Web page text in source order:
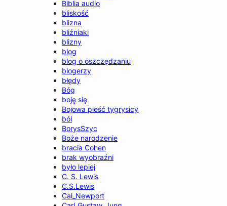
Biblia audio
bliskość
blizna
bliźniaki
blizny
blog
blog o oszczędzaniu
blogerzy
błędy
Bóg
boję się
Bojowa pieść tygrysicy
ból
BorysSzyc
Boże narodzenie
bracia Cohen
brak wyobraźni
było lepiej
C. S. Lewis
C.S.Lewis
Cal_Newport